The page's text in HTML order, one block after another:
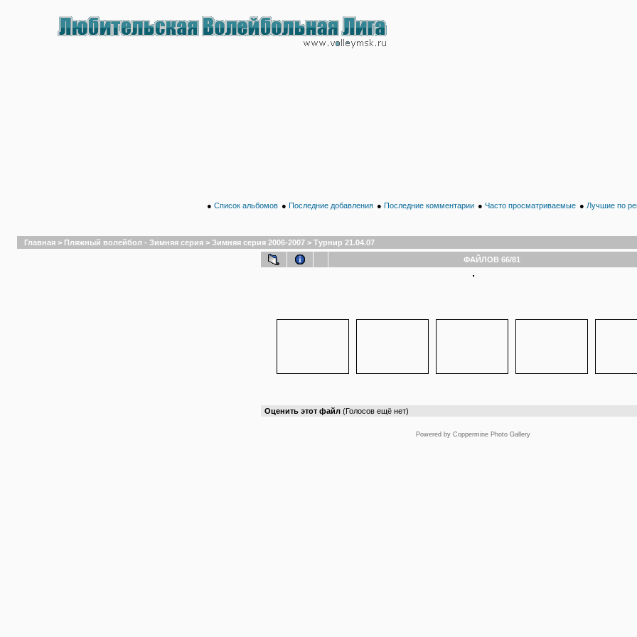
● Список альбомов ● Последние добавления ● Последние комментарии ● Часто просматриваемые ● Лучшие по
Главная > Пляжный волейбол - Зимняя серия > Зимняя серия 2006-2007 > Турнир 21.04.07
ФАЙЛОВ 66/81
Оценить этот файл (Голосов ещё нет)
Powered by Coppermine Photo Gallery